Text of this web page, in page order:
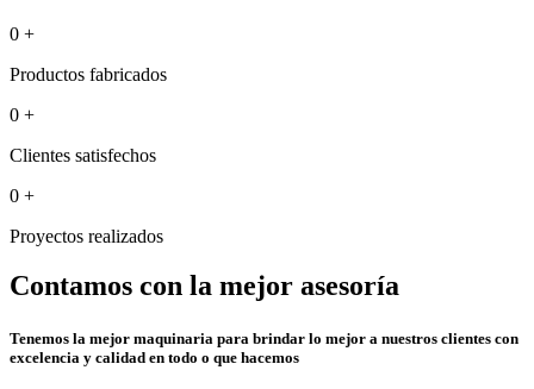
0 +
Productos fabricados
0 +
Clientes satisfechos
0 +
Proyectos realizados
Contamos con la mejor asesoría
Tenemos la mejor maquinaria para brindar lo mejor a nuestros clientes con
excelencia y calidad en todo o que hacemos